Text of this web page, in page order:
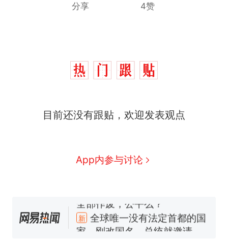
分享 4赞
目前还没有跟贴，欢迎发表观点
App内参与讨论
新 全球唯一没有法定首都的国
家，刚改国名，总统就邀请中